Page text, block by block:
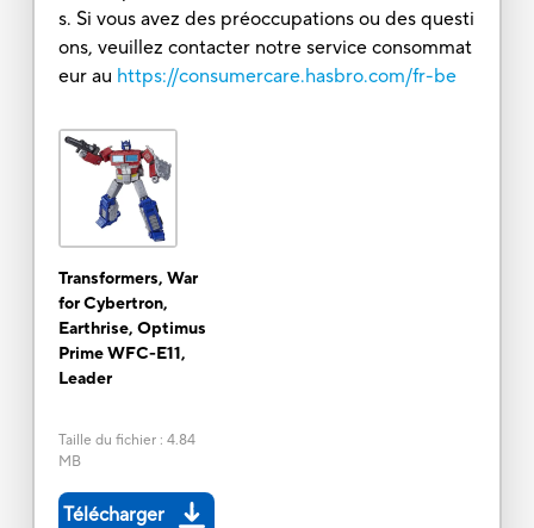
s. Si vous avez des préoccupations ou des questi
ons, veuillez contacter notre service consommat
eur au https://consumercare.hasbro.com/fr-be
Transformers, War
for Cybertron,
Earthrise, Optimus
Prime WFC-E11,
Leader
Taille du fichier: 4.84
MB
Télécharger